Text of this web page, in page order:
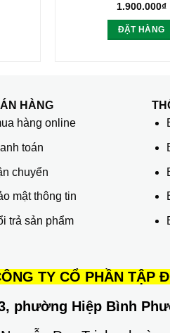
1.900.000₫
ĐẶT HÀNG
HÀNG
hàng online
toán
chuyển
mật thông tin
trả sản phẩm
TY CỔ PHẦN TẬP
phường Hiệp Bình